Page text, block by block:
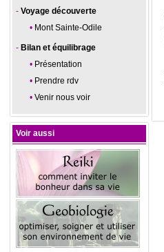
Voyage découverte
Mont Sainte-Odile
Bilan et équilibrage
Présentation
Prendre rdv
Venir nous voir
Voir aussi